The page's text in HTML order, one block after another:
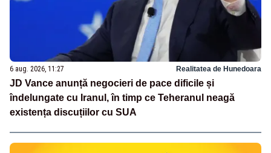
6 aug. 2026, 11:27 Realitatea de Hunedoara
JD Vance anunță negocieri de pace dificile și
îndelungate cu Iranul, în timp ce Teheranul neagă
existența discuțiilor cu SUA